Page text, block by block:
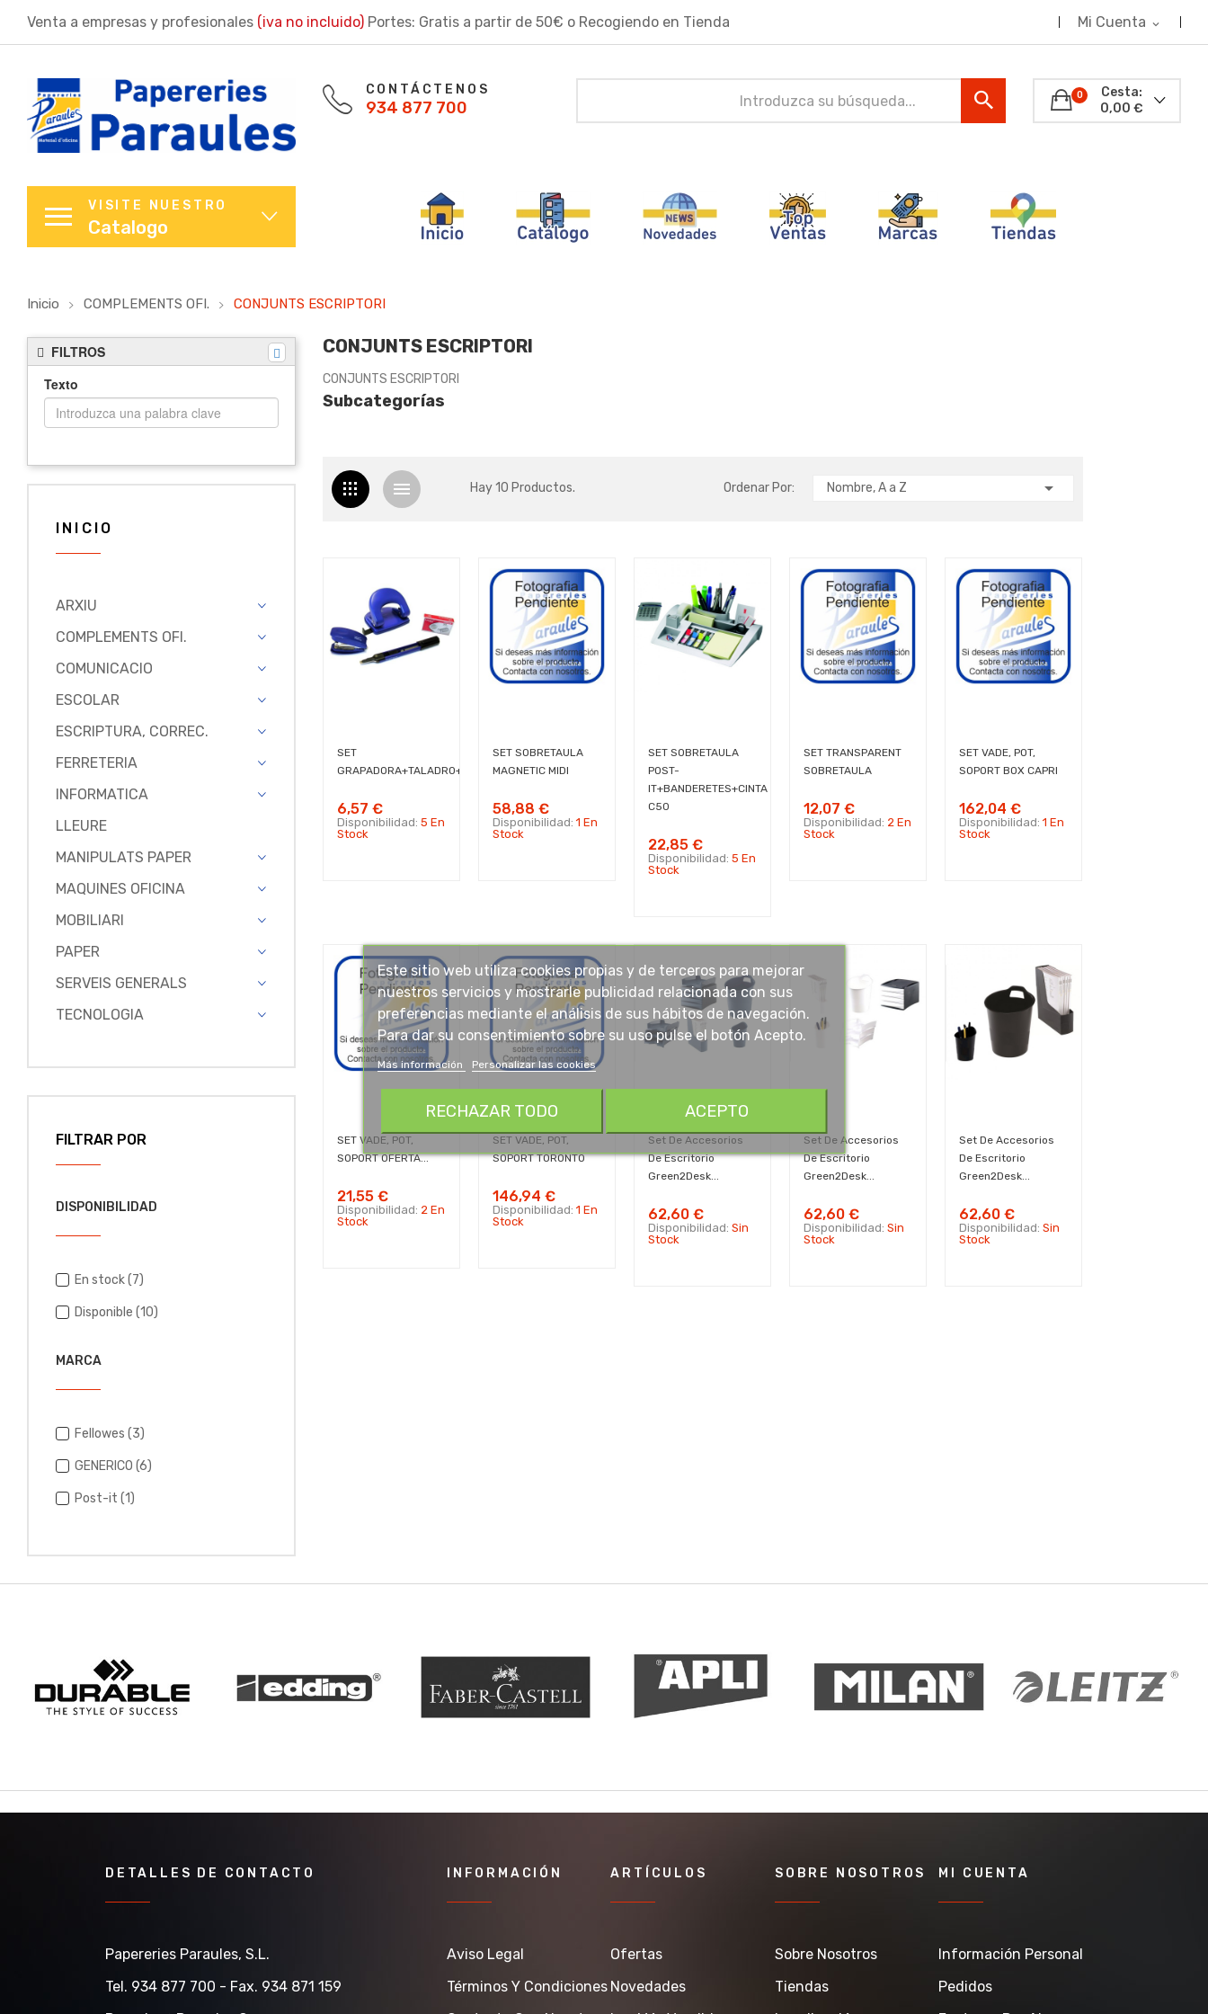
Venta a empresas y profesionales (iva no incluido) Portes: Gratis a partir de 50€ o Recogiendo en Tienda Mi Cuenta expand_more
CONTÁCTENOS
934 877 700
Cesta:
0,00 €
0
VISITE NUESTRO
Catalogo
Inicio COMPLEMENTS OFI. CONJUNTS ESCRIPTORI
FILTROS
Texto
INICIO
ARXIU
COMPLEMENTS OFI.
COMUNICACIO
ESCOLAR
ESCRIPTURA, CORREC.
FERRETERIA
INFORMATICA
LLEURE
MANIPULATS PAPER
MAQUINES OFICINA
MOBILIARI
PAPER
SERVEIS GENERALS
TECNOLOGIA
FILTRAR POR
DISPONIBILIDAD
En stock(7)
Disponible (10)
MARCA
Fellowes (3)
GENERICO (6)
Post-it (1)
CONJUNTS ESCRIPTORI
CONJUNTS ESCRIPTORI
Subcategorías
Hay 10 Productos. Ordenar Por: Nombre, A a Z 
SET
GRAPADORA+TALADRO+DESGRAPADORA...
6,57 €
Disponibilidad: 5 En
Stock
SET SOBRETAULA
MAGNETIC MIDI
58,88 €
Disponibilidad: 1 En
Stock
SET SOBRETAULA
POST-
IT+BANDERETES+CINTA
C50
22,85 €
Disponibilidad: 5 En
Stock
SET TRANSPARENT
SOBRETAULA
12,07 €
Disponibilidad: 2 En
Stock
SET VADE, POT,
SOPORT BOX CAPRI
162,04 €
Disponibilidad:1 En
Stock
SET VADE, POT,
SOPORT OFERTA...
21,55 €
Disponibilidad: 2 En
Stock
SET VADE, POT,
SOPORT TORONTO
146,94 €
Disponibilidad: 1 En
Stock
Set De Accesorios
De Escritorio
Green2Desk...
62,60 €
Disponibilidad: Sin
Stock
Set De Accesorios
De Escritorio
Green2Desk...
62,60 €
Disponibilidad:Sin
Stock
Set De Accesorios
De Escritorio
Green2Desk...
62,60 €
Disponibilidad:Sin
Stock
DETALLES DE CONTACTO
Papereries Paraules, S.l.
Tel. 934 877 700 - Fax. 934 871 159
INFORMACIÓN
Aviso Legal
Términos Y Condiciones
ARTÍCULOS
Ofertas
Novedades
SOBRE NOSOTROS
Sobre Nosotros
Tiendas
MI CUENTA
Información Personal
Pedidos
Este sitio web utiliza cookies propias y de terceros para mejorar
nuestros servicios y mostrarle publicidad relacionada con sus
preferencias mediante el análisis de sus hábitos de navegación.
Para dar su consentimiento sobre su uso pulse el botón Acepto.
Más información Personalizar las cookies
RECHAZAR TODO ACEPTO